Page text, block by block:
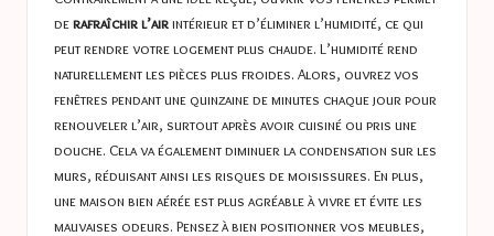
derafraîchir l’airintérieur et d’éliminer l’humidité, ce qui
peut rendre votre logement plus chaude. L’humidité rend
naturellement les pièces plus froides. Alors, ouvrez vos
fenêtres pendant une quinzaine de minutes chaque jour pour
renouveler l’air, surtout après avoir cuisiné ou pris une
douche. Cela va également diminuer la condensation sur les
murs, réduisant ainsi les risques de moisissures. En plus,
une maison bien aérée est plus agréable à vivre et évite les
mauvaises odeurs. Pensez à bien positionner vos meubles,